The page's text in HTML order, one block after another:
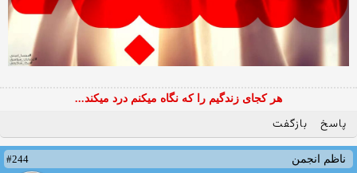
هر کجای زندگیم را که نگاه میکنم درد میکند...
پاسخ بازگفت
ناظم انجمن
#244